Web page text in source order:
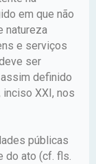
em que não
natureza
e serviços
ser
definido
XXI, nos
públicas
do ato (cf. fls.